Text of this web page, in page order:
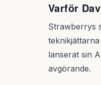
Varför
Strawberrys
lanserat sin
avgörande.